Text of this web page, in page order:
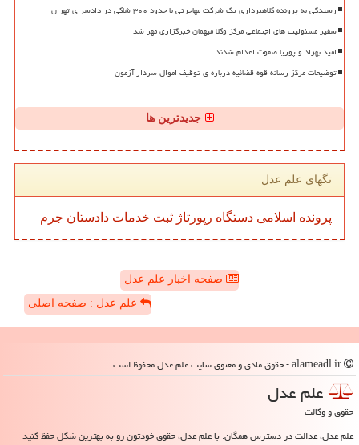
رسیدگی به پرونده کلاهبرداری یک شرکت مهاجرتی با حدود ۳۰۰ شاکی در دادسرای تهران
سفیر مسئولیت های اجتماعی مرکز وکلا میهمان خبرگزاری مهر شد
امید بهزاد و پوریا صفوت اعدام شدند
توضیحات مرکز رسانه قوه قضائیه درباره ی توقیف اموال سردار آزمون
جدیدترین ها
تگهای علم عدل
پرونده اسلامی دستگاه رپورتاژ ثبت خدمات دادستان جرم
صفحه اخبار علم عدل
علم عدل : صفحه اصلی
علم عدل
حقوق و وکالت
علم عدل، عدالت در دسترس همگان. با علم عدل، حقوق خودتون رو به بهترین شکل حفظ کنید